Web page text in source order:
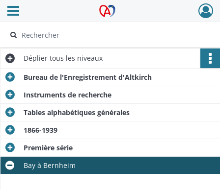
Archives Alsace - Colmar
Ouvrir le menu déroulant
Déplier tous les niveaux
Bureau de l'Enregistrement d'Altkirch
Instruments de recherche
Tables alphabétiques générales
1866-1939
Première série
Bay à Bernheim